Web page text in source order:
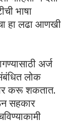
भाषा
हा लढा आणखी
अर्ज
लोक
करू शकतात.
सहकार